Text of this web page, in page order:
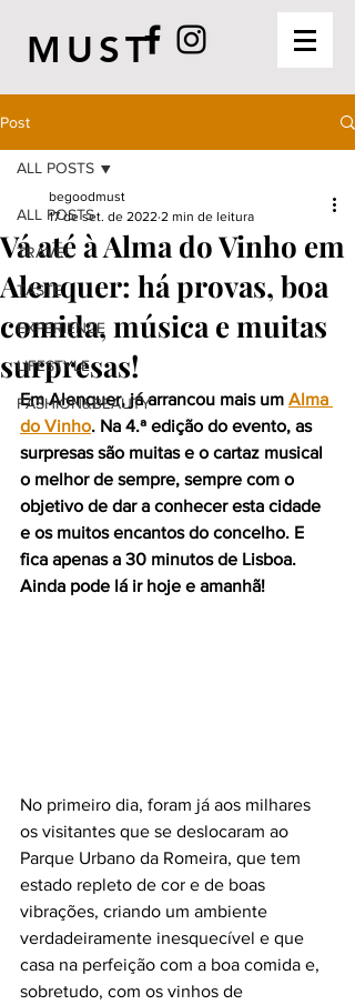
MUST
Post
ALL POSTS
TRAVEL
TASTE
EXPERIENCE
LIFESTYLE
FASHION&BEAUTY
ALL POSTS
Vá até à Alma do Vinho em
Alenquer: há provas, boa
comida, música e muitas
surpresas!
begoodmust
17 de set. de 2022 2 min de leitura
Em Alenquer, já arrancou mais um Alma
do Vinho. Na 4.ª edição do evento, as
surpresas são muitas e o cartaz musical
o melhor de sempre, sempre com o
objetivo de dar a conhecer esta cidade
e os muitos encantos do concelho. E
fica apenas a 30 minutos de Lisboa.
Ainda pode lá ir hoje e amanhã!
No primeiro dia, foram já aos milhares
os visitantes que se deslocaram ao
Parque Urbano da Romeira, que tem
estado repleto de cor e de boas
vibrações, criando um ambiente
verdadeiramente inesquecível e que
casa na perfeição com a boa comida e,
sobretudo, com os vinhos de